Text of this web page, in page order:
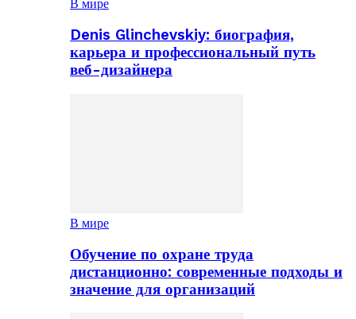
В мире
Denis Glinchevskiy: биография,
карьера и профессиональный путь
веб-дизайнера
В мире
Обучение по охране труда
дистанционно: современные подходы и
значение для организаций